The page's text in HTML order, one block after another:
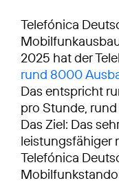
Telefónica
2025 hat der
rund 8000
Das entspricht
pro Stunde, rund
Das Ziel: Das
leistungsfähiger
Telefónica